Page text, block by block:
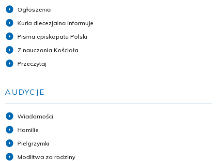
Ogłoszenia
Kuria diecezjalna informuje
Pisma episkopatu Polski
Z nauczania Kościoła
Przeczytaj
AUDYCJE
Wiadomości
Homilie
Pielgrzymki
Modlitwa za rodziny